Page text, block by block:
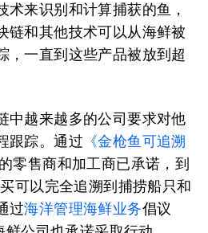
术来识别和计算捕获的鱼，
链和其他技术可以从海鲜被
，一直到这些产品被放到超
中越来越多的公司要求对他
跟踪。通过 《金枪鱼可追溯
零售商和加工商已承诺，到
可以完全追溯到捕捞船只和
过海洋管理海鲜业务倡议